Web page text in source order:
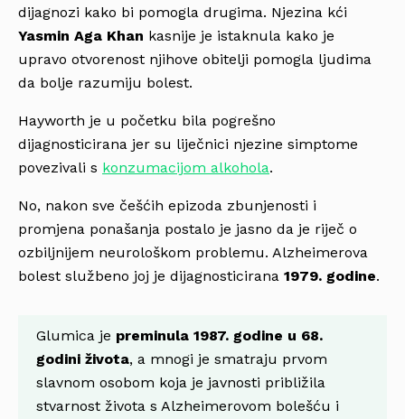
dijagnozi kako bi pomogla drugima. Njezina kći
Yasmin Aga Khan kasnije je istaknula kako je
upravo otvorenost njihove obitelji pomogla ljudima
da bolje razumiju bolest.
Hayworth je u početku bila pogrešno
dijagnosticirana jer su liječnici njezine simptome
povezivali s konzumacijom alkohola.
No, nakon sve češćih epizoda zbunjenosti i
promjena ponašanja postalo je jasno da je riječ o
ozbiljnijem neurološkom problemu. Alzheimerova
bolest službeno joj je dijagnosticirana 1979. godine.
Glumica je preminula 1987. godine u 68.
godini života, a mnogi je smatraju prvom
slavnom osobom koja je javnosti približila
stvarnost života s Alzheimerovom bolešću i